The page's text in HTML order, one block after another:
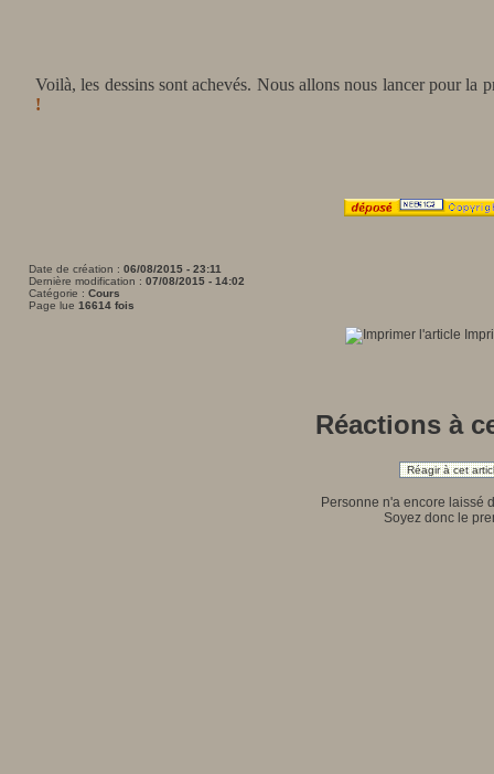
Voilà, les dessins sont achevés. Nous allons nous lancer pour
!
Date de création : 06/08/2015 - 23:11
Dernière modification : 07/08/2015 - 14:02
Catégorie : Cours
Page lue 16614 fois
Réactions à
Réagir à cet
Personne n'a encore laissé
Soyez donc le